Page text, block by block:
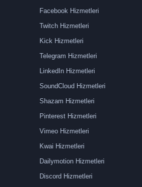
Facebook Hizmetleri
Twitch Hizmetleri
Kick Hizmetleri
Telegram Hizmetleri
LinkedIn Hizmetleri
SoundCloud Hizmetleri
Shazam Hizmetleri
Pinterest Hizmetleri
Vimeo Hizmetleri
Kwai Hizmetleri
Dailymotion Hizmetleri
Discord Hizmetleri